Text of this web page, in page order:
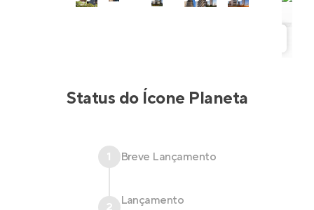
Status do Ícone Planeta
1 Breve Lançamento
2 Lançamento